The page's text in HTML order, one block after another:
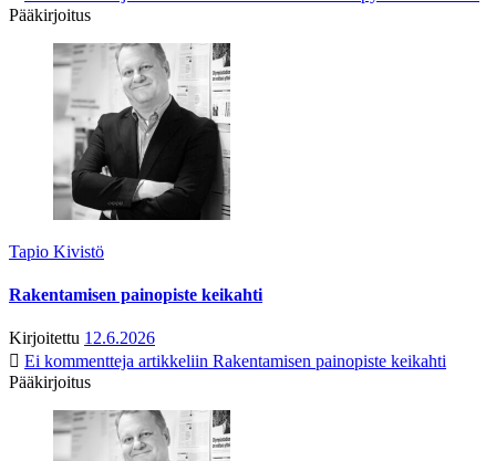
Pääkirjoitus
Tapio Kivistö
Rakentamisen painopiste keikahti
Kirjoitettu 12.6.2026
Ei kommentteja artikkeliin Rakentamisen painopiste keikahti
Pääkirjoitus